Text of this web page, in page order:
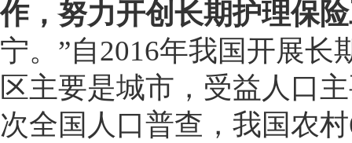
作，努力开创长期护理保
宁。”自2016年我国开展
区主要是城市，受益人口
次全国人口普查，我国农